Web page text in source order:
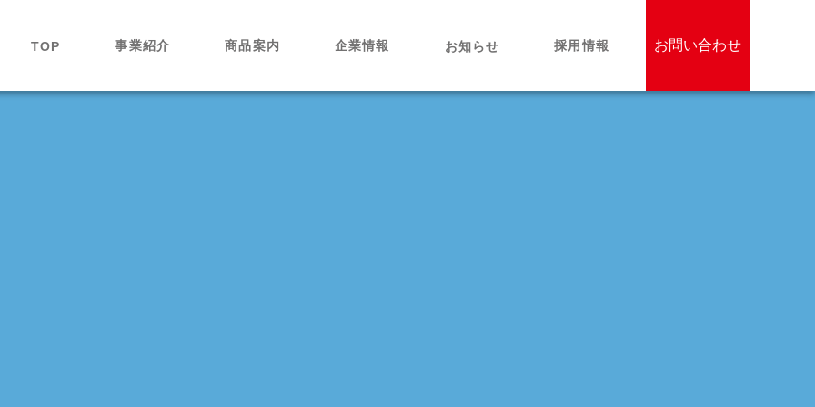
TOP 事業紹介 商品案内 企業情報 お知らせ 採用情報 お問い合わせ